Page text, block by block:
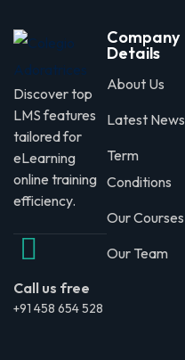
Discover top
LMS features
tailored for
eLearning
online training
efficiency.
Call us free
+91 458 654 528
Company
Details
About Us
Latest News
Term
Conditions
Our Courses
Our Team